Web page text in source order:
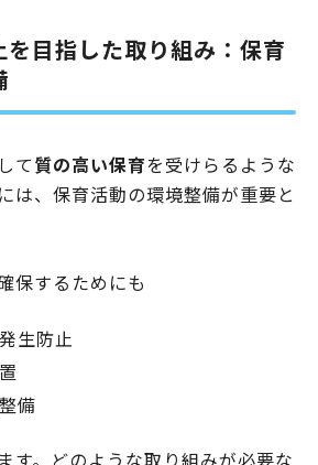
目指した取り組み：保育
て質の高い保育を受けらるような
は、保育活動の環境整備が重要と
保するためにも
生防止
備